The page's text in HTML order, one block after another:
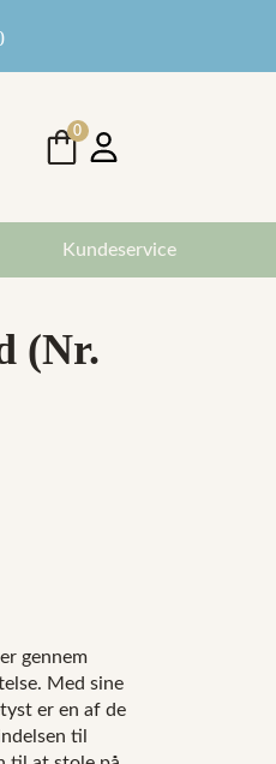
0
Kundeservice
(Nr.
gennem
Med sine
er en af de
til